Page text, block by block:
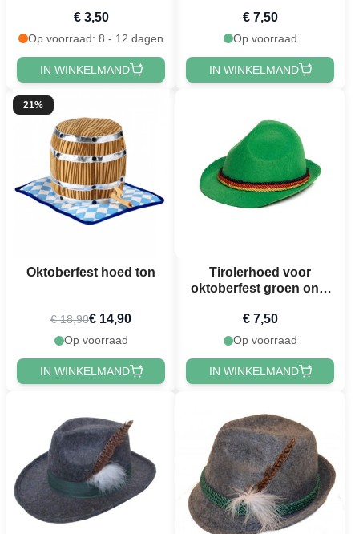
€ 3,50
Op voorraad: 8 - 12 dagen
IN WINKELMAND
€ 7,50
Op voorraad
IN WINKELMAND
21%
Oktoberfest hoed ton
€ 18,90€ 14,90
Op voorraad
IN WINKELMAND
Tirolerhoed voor
oktoberfest groen one-
€ 7,50
Op voorraad
IN WINKELMAND